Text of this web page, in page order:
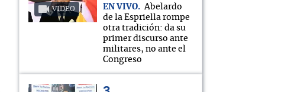
VIDEO EN VIVO
Abelardo
de la Espriella rompe
otra tradición: da su
primer discurso ante
militares, no ante el
Congreso